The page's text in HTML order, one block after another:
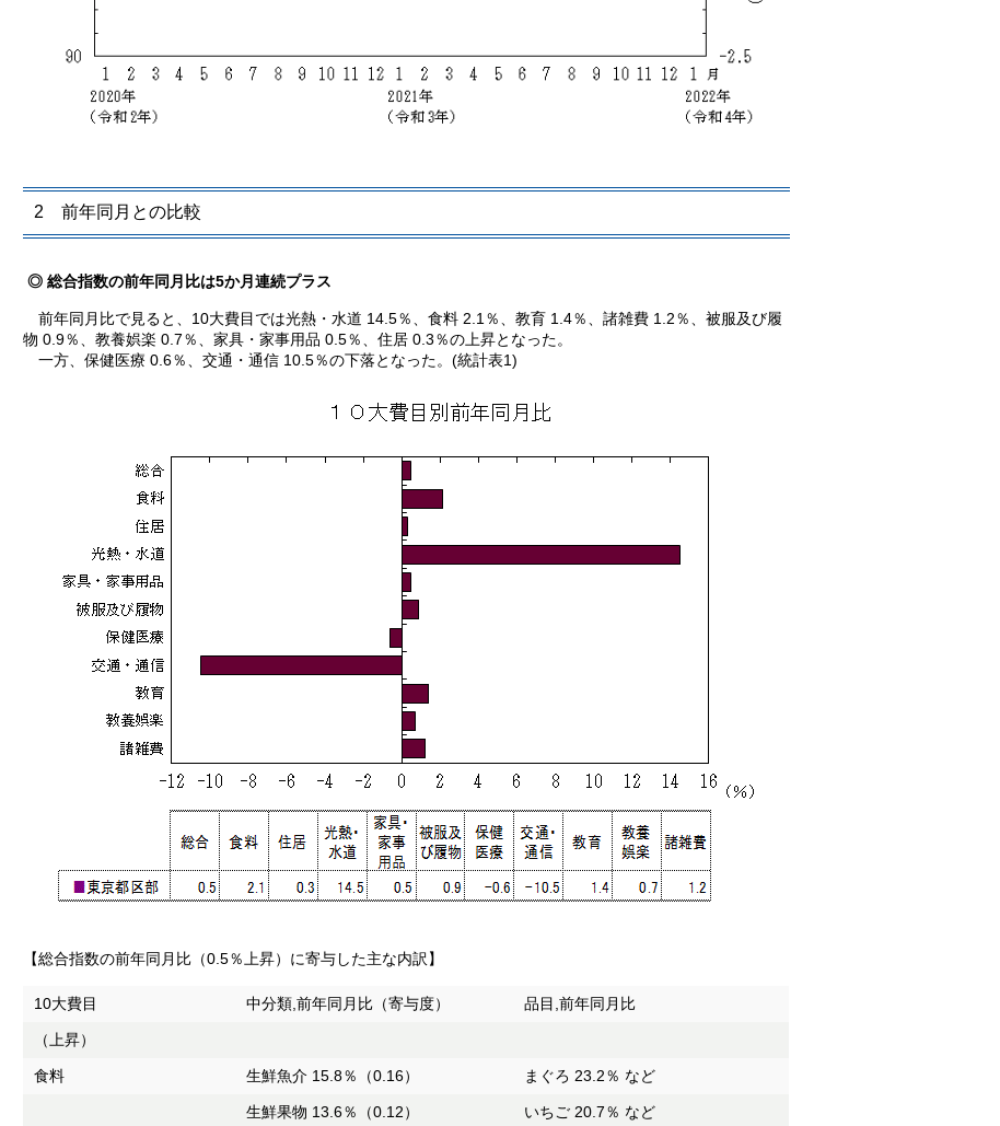
2 前年同月との比較
◎ 総合指数の前年同月比は5か月連続プラス
前年同月比で見ると、10大費目では光熱・水道 14.5％、食料 2.1％、教育 1.4％、諸雑費 1.2％、被服及び履
物 0.9％、教養娯楽 0.7％、家具・家事用品 0.5％、住居 0.3％の上昇となった。
一方、保健医療 0.6％、交通・通信 10.5％の下落となった。(統計表1)
【総合指数の前年同月比（0.5％上昇）に寄与した主な内訳】
10大費目 中分類,前年同月比（寄与度） 品目,前年同月比
（上昇）
食料 生鮮魚介 15.8％（0.16） まぐろ 23.2％ など
生鮮果物 13.6％（0.12） いちご 20.7％ など